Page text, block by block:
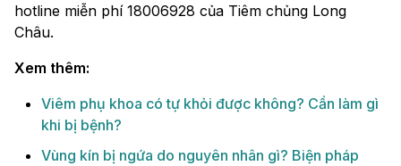
hotline miễn phí 18006928 của Tiêm chủng Long
Châu.
Xem thêm:
Viêm phụ khoa có tự khỏi được không? Cần làm gì
khi bị bệnh?
Vùng kín bị ngứa do nguyên nhân gì? Biện pháp